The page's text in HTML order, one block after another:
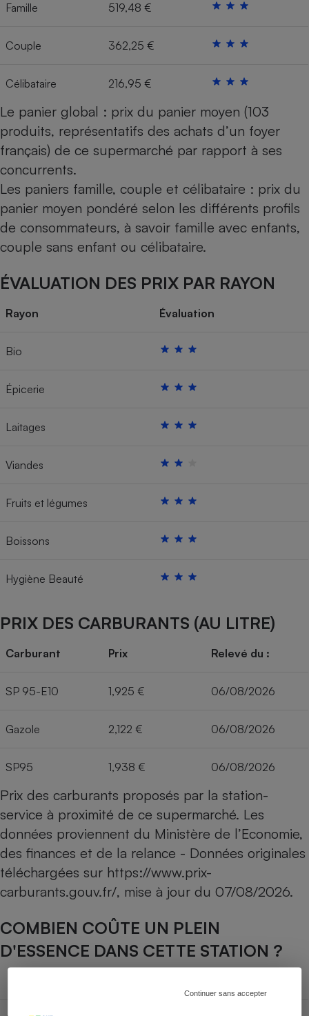
Continuer sans accepter
Famille 519,48 €
Couple 362,25 €
Célibataire 216,95 €
Le panier global : prix du panier moyen (103
produits, représentatifs des achats d’un foyer
français) de ce supermarché par rapport à ses
concurrents.
Les paniers famille, couple et célibataire : prix du
panier moyen pondéré selon les différents profils
de consommateurs, à savoir famille avec enfants,
couple sans enfant ou célibataire.
ÉVALUATION DES PRIX PAR RAYON
Rayon Évaluation
Bio
Épicerie
Laitages
Viandes
Fruits et légumes
Boissons
Hygiène Beauté
PRIX DES CARBURANTS (AU LITRE)
Carburant Prix Relevé du :
SP 95-E10 1,925 € 06/08/2026
Gazole 2,122 € 06/08/2026
SP95 1,938 € 06/08/2026
Prix des carburants proposés par la station-
service à proximité de ce supermarché. Les
données proviennent du Ministère de l’Economie,
des finances et de la relance - Données originales
téléchargées sur https://www.prix-
carburants.gouv.fr/, mise à jour du 07/08/2026.
COMBIEN COÛTE UN PLEIN
D'ESSENCE DANS CETTE STATION ?